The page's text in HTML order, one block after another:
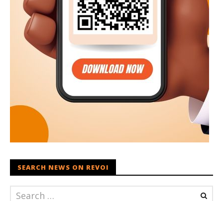
SEARCH NEWS ON REVOI